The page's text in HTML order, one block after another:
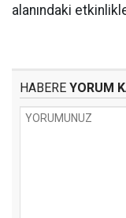
alanındaki
HABERE YORUM